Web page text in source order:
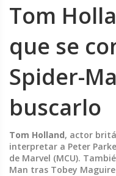
Tom
que se
Spider-
buscarlo
Tom Holland, actor
interpretar a Peter
de Marvel (MCU).
Man tras Tobey